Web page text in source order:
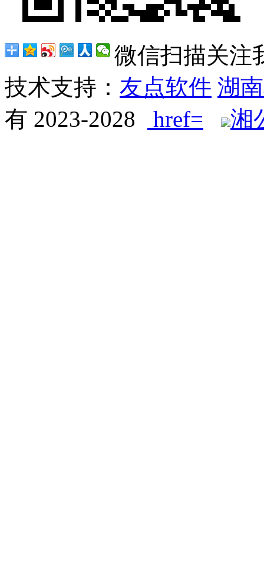
微信扫描关注
技术支持： 友点软件 湖
有 2023-2028
href= 湘